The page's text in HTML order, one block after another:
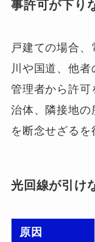
事許可が下り
戸建ての場合
川や国道、他
管理者から許可
治体、隣接地の
を断念せざるを
光回線が引け
原因